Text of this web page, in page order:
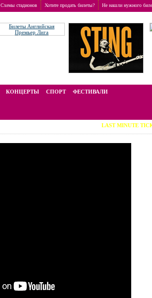
Схемы стадионов Хотите продать билеты? Не нашли нужного
КОНЦЕРТЫ СПОРТ ФЕСТИВАЛИ
LAST MINUTE TICKETS